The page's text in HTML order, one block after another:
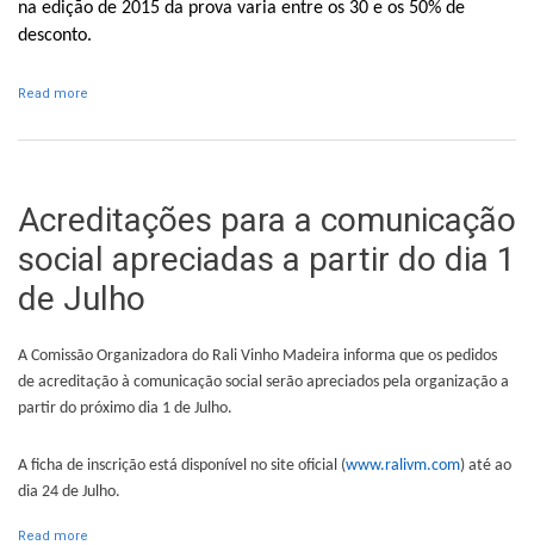
na edição de 2015 da prova varia entre os 30 e os 50% de
desconto.
Read more
Acreditações para a comunicação
social apreciadas a partir do dia 1
de Julho
A Comissão Organizadora do Rali Vinho Madeira informa que os pedidos
de acreditação à comunicação social serão apreciados pela organização a
partir do próximo dia 1 de Julho.
A ficha de inscrição está disponível no site oficial (www.ralivm.com) até ao
dia 24 de Julho.
Read more